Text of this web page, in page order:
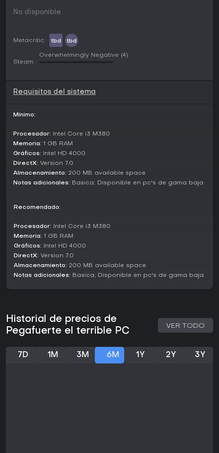
No disponible
Metacritic: tbd tbd
Steam:
Overwhelmingly Negative (4)
Requisitos del sistema
Mínimo:
Procesador: Intel Core i3 M380
Memoria: 1 GB RAM
Gráficos: Intel HD 4000
DirectX: Version 7.0
Almacenamiento: 200 MB available space
Notas adicionales: Basica; Disponible en pc's de gama baja
Recomendado:
Procesador: Intel Core i3 M380
Memoria: 1 GB RAM
Gráficos: Intel HD 4000
DirectX: Version 7.0
Almacenamiento: 200 MB available space
Notas adicionales: Basica; Disponible en pc's de gama baja
Historial de precios de
Pegafuerte el terrible PC
VER TODO
7D 1M 3M 6M 1Y 2Y 3Y